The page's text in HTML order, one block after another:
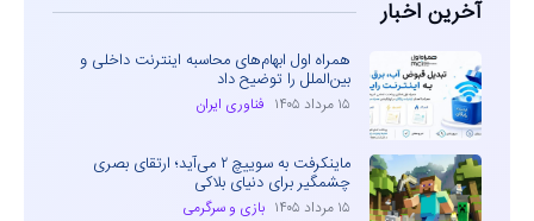
آخرین اخبار
همراه اول ابهام‌های محاسبه اینترنت داخلی و
بین‌الملل را توضیح داد
۱۵ مرداد ۱۴۰۵ فناوری ایران
ماینکرفت به سوییچ ۲ می‌آید؛ ارتقای بصری
چشمگیر برای دنیای بلاکی
۱۵ مرداد ۱۴۰۵ بازی و سرگرمی